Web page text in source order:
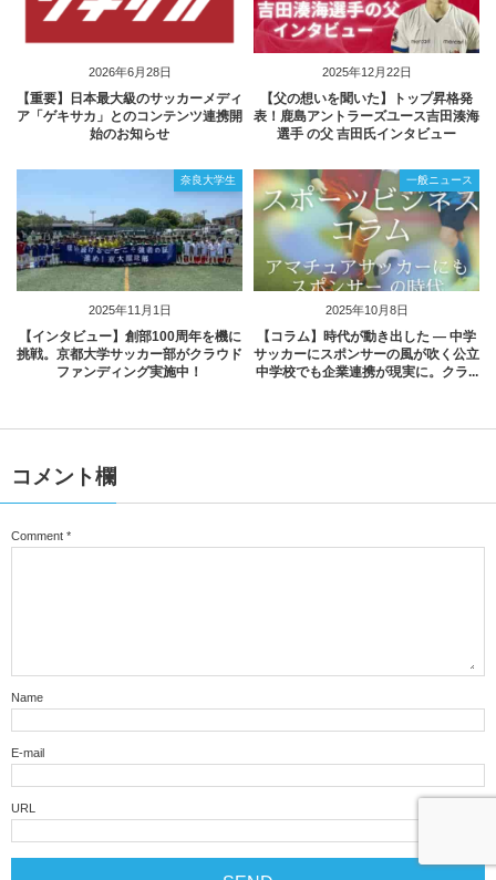
2026年6月28日
【重要】日本最大級のサッカーメディ
ア「ゲキサカ」とのコンテンツ連携開
始のお知らせ
2025年12月22日
【父の想いを聞いた】トップ昇格発
表！鹿島アントラーズユース吉田湊海
選手 の父 吉田氏インタビュー
2025年11月1日
奈良大学生
【インタビュー】創部100周年を機に
挑戦。京都大学サッカー部がクラウド
ファンディング実施中！
2025年10月8日
一般ニュース
【コラム】時代が動き出した ― 中学
サッカーにスポンサーの風が吹く公立
中学校でも企業連携が現実に。クラ...
コメント欄
Comment *
Name
E-mail
URL